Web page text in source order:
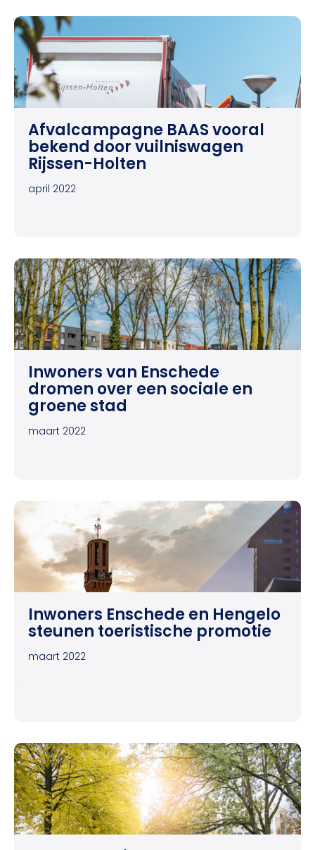
Afvalcampagne BAAS vooral
bekend door vuilniswagen
Rijssen-Holten
april 2022
Inwoners van Enschede
dromen over een sociale en
groene stad
maart 2022
Inwoners Enschede en Hengelo
steunen toeristische promotie
maart 2022